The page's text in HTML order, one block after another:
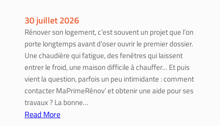
o
i
s
i
r
u
n
p
r
30 juillet 2026
Rénover son logement, c’est souvent un projet que l’on
porte longtemps avant d’oser ouvrir le premier dossier.
Une chaudière qui fatigue, des fenêtres qui laissent
entrer le froid, une maison difficile à chauffer… Et puis
vient la question, parfois un peu intimidante : comment
contacter MaPrimeRénov’ et obtenir une aide pour ses
travaux ? La bonne…
Read More